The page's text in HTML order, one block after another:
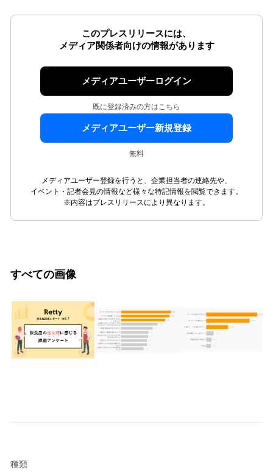
このプレスリリースには、
メディア関係者向けの情報があります
メディアユーザーログイン
既に登録済みの方はこちら
メディアユーザー新規登録
無料
メディアユーザー登録を行うと、企業担当者の連絡先や、
イベント・記者会見の情報など様々な特記情報を閲覧できます。
※内容はプレスリリースにより異なります。
すべての画像
種類